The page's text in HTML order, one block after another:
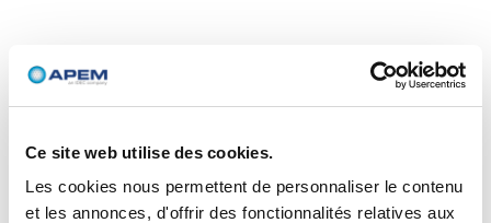
Ce site web utilise des cookies.
Les cookies nous permettent de personnaliser le contenu
et les annonces, d'offrir des fonctionnalités relatives aux